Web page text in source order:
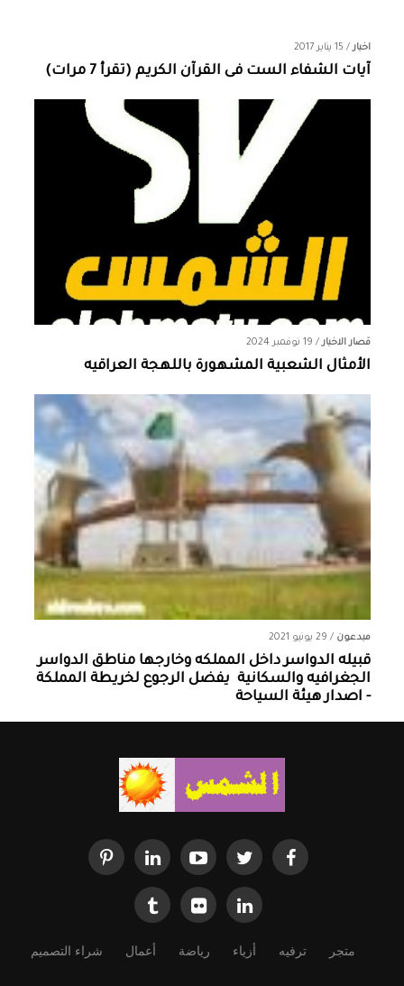
اخبار/ 15 يناير 2017
آيات الشفاء الست فى القرآن الكريم (تقرأ 7 مرات)
قصار الاخبار/ 19 نوفمبر 2024
الأمثال الشعبية المشهورة باللهجة العراقيه
مبدعون / 29 يونيو 2021
قبيله الدواسر داخل المملكه وخارجها ‏مناطق الدواسر
الجغرافيه والسكانية ‏ يفضل الرجوع لخريطة المملكة
- اصدار هيئة السياحة
متجر ترفيه أزياء رياضة أعمال شراء التصميم